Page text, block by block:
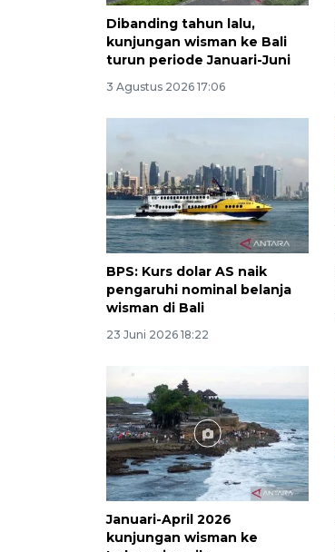
Dibanding tahun lalu,
kunjungan wisman ke Bali
turun periode Januari-Juni
3 Agustus 2026 17:06
BPS: Kurs dolar AS naik
pengaruhi nominal belanja
wisman di Bali
23 Juni 2026 18:22
Januari-April 2026
kunjungan wisman ke